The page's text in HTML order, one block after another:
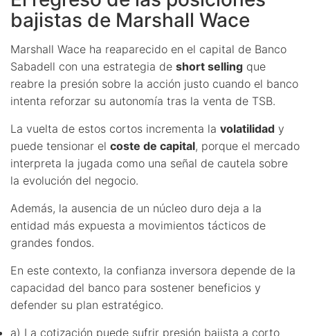
bajistas de Marshall Wace
Marshall Wace ha reaparecido en el capital de Banco
Sabadell con una estrategia de short selling que
reabre la presión sobre la acción justo cuando el banco
intenta reforzar su autonomía tras la venta de TSB.
La vuelta de estos cortos incrementa la volatilidad y
puede tensionar el coste de capital, porque el mercado
interpreta la jugada como una señal de cautela sobre
la evolución del negocio.
Además, la ausencia de un núcleo duro deja a la
entidad más expuesta a movimientos tácticos de
grandes fondos.
En este contexto, la confianza inversora depende de la
capacidad del banco para sostener beneficios y
defender su plan estratégico.
a) La cotización puede sufrir presión bajista a corto